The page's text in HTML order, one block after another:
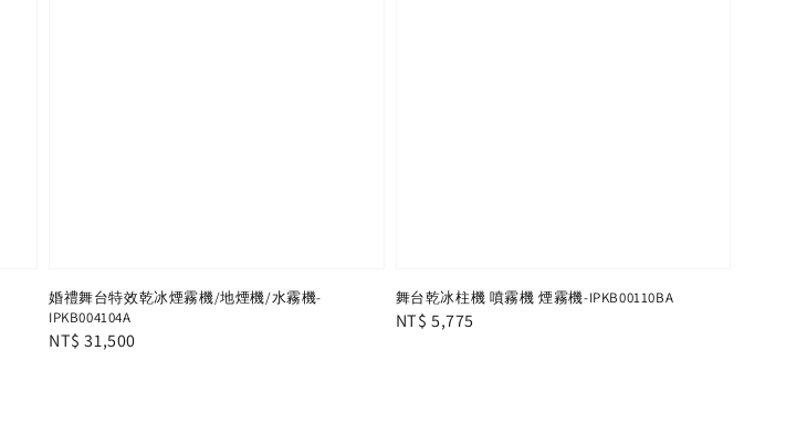
婚禮舞台特效乾冰煙霧機/地煙機/水霧機-
IPKB004104A
Regular
NT$ 31,500
舞台乾冰柱機 噴霧機 煙霧機-IPKB00110BA
Regular
NT$ 5,775